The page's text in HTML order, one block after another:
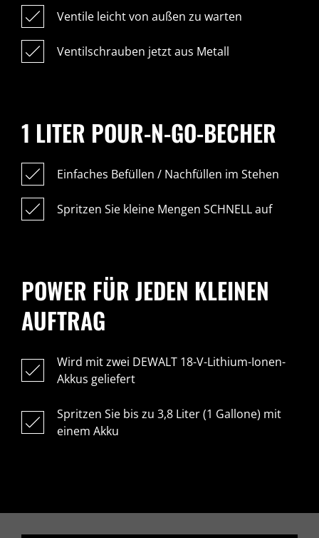
Ventile leicht von außen zu warten
Ventilschrauben jetzt aus Metall
1 LITER POUR-N-GO-BECHER
Einfaches Befüllen / Nachfüllen im Stehen
Spritzen Sie kleine Mengen SCHNELL auf
POWER FÜR JEDEN KLEINEN
AUFTRAG
Wird mit zwei DEWALT 18-V-Lithium-Ionen-
Akkus geliefert
Spritzen Sie bis zu 3,8 Liter (1 Gallone) mit
einem Akku